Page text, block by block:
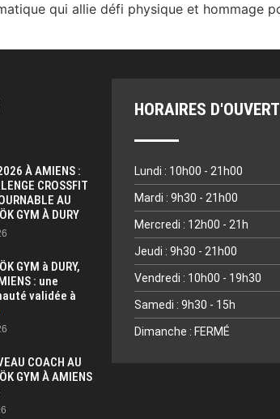
qui allie défi physique et hommage
À AMIENS :
CROSSFIT
AU
GYM À DURY
GYM à DURY,
: une
validée à
COACH AU
GYM À AMIENS
HORAIRES
Lundi : 10h00 - 21h00
Mardi : 9h30 - 21h00
Mercredi : 12h00 - 21h
Jeudi : 9h30 - 21h00
Vendredi : 10h00 - 19h30
Samedi : 9h30 - 15h
Dimanche : FERMÉ